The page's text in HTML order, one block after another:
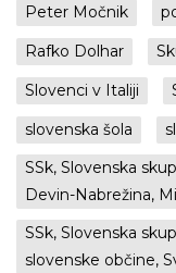
Peter Močnik
Rafko Dolhar
Slovenci v Italiji
slovenska šola
SSk, Slovenska
Devin-Nabrežina,
SSk, Slovenska
slovenske občine,